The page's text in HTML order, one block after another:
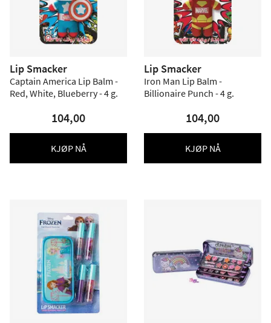
Lip Smacker
Captain America Lip Balm -
Red, White, Blueberry - 4 g.
104,00
KJØP NÅ
Lip Smacker
Iron Man Lip Balm -
Billionaire Punch - 4 g.
104,00
KJØP NÅ